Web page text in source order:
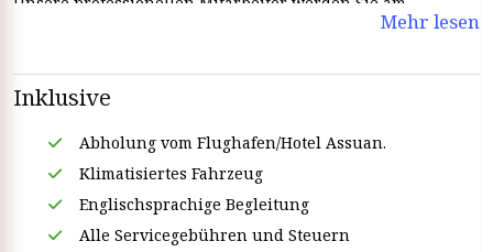
internationalen Flughafen Assuan begrüßen und
möchten Sie werden in Assuan ganz reibungslos zu Ihrem
Hotel oder Ihrer Nilkreuzfahrt in Assuan gebracht. Unsere
berufsqualifizierten Fahrer werden Sie sicher fahren.
sich um nichts kümmern Taxifahrer oder mit ihnen
bespuckt. Buchen Sie mit ETB Tours Egypt einen sicheren
privaten Flughafentransfer in Assuan und beruhige deinen
Mehr lesen
Inklusive
Abholung vom Flughafen/Hotel Assuan.
Klimatisiertes Fahrzeug
Englischsprachige Begleitung
Alle Servicegebühren und Steuern